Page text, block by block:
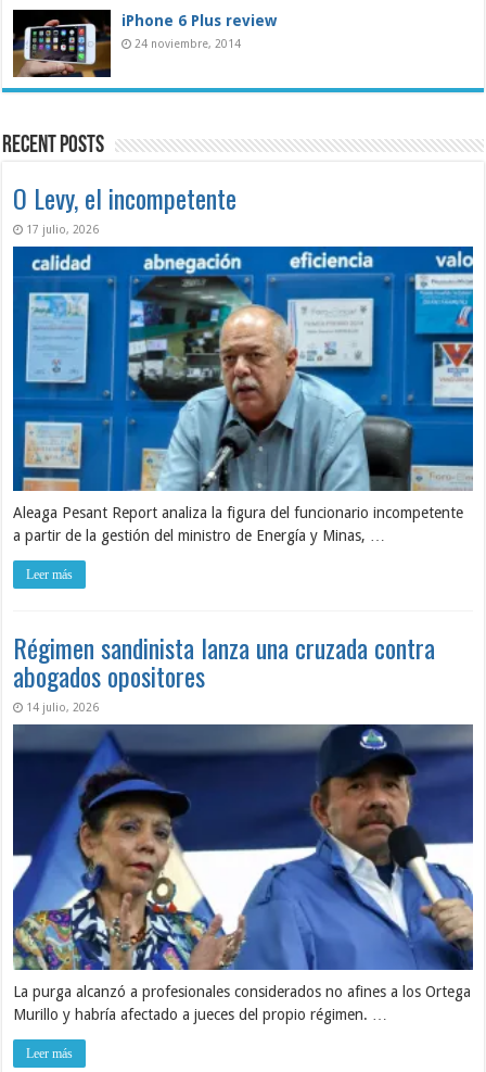
iPhone 6 Plus review
24 noviembre, 2014
Recent Posts
O Levy, el incompetente
17 julio, 2026
Aleaga Pesant Report analiza la figura del funcionario incompetente
a partir de la gestión del ministro de Energía y Minas, …
Leer más
Régimen sandinista lanza una cruzada contra
abogados opositores
14 julio, 2026
La purga alcanzó a profesionales considerados no afines a los Ortega
Murillo y habría afectado a jueces del propio régimen. …
Leer más